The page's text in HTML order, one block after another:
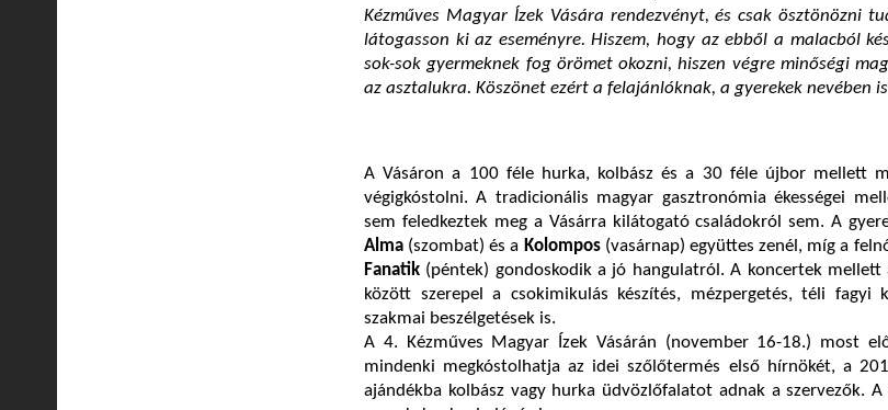
Kézműves Magyar Ízek Vására rendezvényt, és csak ösztönözni
látogasson ki az eseményre. Hiszem, hogy az ebből a malacból
sok-sok gyermeknek fog örömet okozni, hiszen végre minőségi
az asztalukra. Köszönet ezért a felajánlóknak, a gyerekek nevében
A Vásáron a 100 féle hurka, kolbász és a 30 féle újbor mellett
végigkóstolni. A tradicionális magyar gasztronómia ékességei
sem feledkeztek meg a Vásárra kilátogató családokról sem. A
Alma (szombat) és a Kolompos (vasárnap) együttes zenél, míg a
Fanatik (péntek) gondoskodik a jó hangulatról. A koncertek mellett
között szerepel a csokimikulás készítés, mézpergetés, téli fagyi
szakmai beszélgetések is.
A 4. Kézműves Magyar Ízek Vásárán (november 16-18.) most
mindenki megkóstolhatja az idei szőlőtermés első hírnökét, a
ajándékba kolbász vagy hurka üdvözlőfalatot adnak a szervezők.